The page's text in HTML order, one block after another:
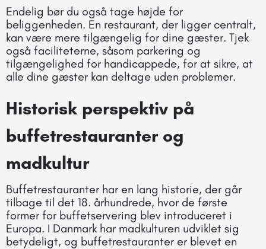
Endelig bør du også tage højde for
beliggenheden. En restaurant, der ligger centralt,
kan være mere tilgængelig for dine gæster. Tjek
også faciliteterne, såsom parkering og
tilgængelighed for handicappede, for at sikre, at
alle dine gæster kan deltage uden problemer.
Historisk perspektiv på
buffetrestauranter og
madkultur
Buffetrestauranter har en lang historie, der går
tilbage til det 18. århundrede, hvor de første
former for buffetservering blev introduceret i
Europa. I Danmark har madkulturen udviklet sig
betydeligt, og buffetrestauranter er blevet en